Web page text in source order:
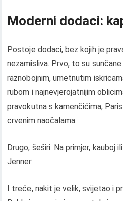
Moderni dodaci:
Postoje dodaci, bez kojih je
nezamisliva. Prvo, to su
raznobojnim, umetnutim
rubom i najnevjerojatnijim
pravokutna s kamenčićima,
crvenim naočalama.
Drugo, šeširi. Na primjer, kauboj
Jenner.
I treće, nakit je velik, svijetao i